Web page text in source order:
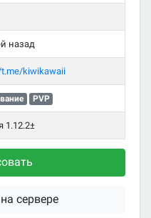
назад
kiwikawaii
PVP
1.12.2±
сервере